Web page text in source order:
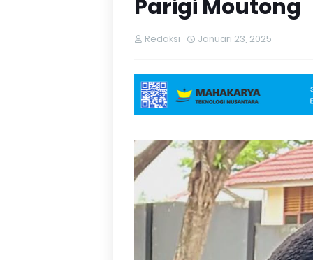
Parigi Moutong
Redaksi Januari 23, 2025